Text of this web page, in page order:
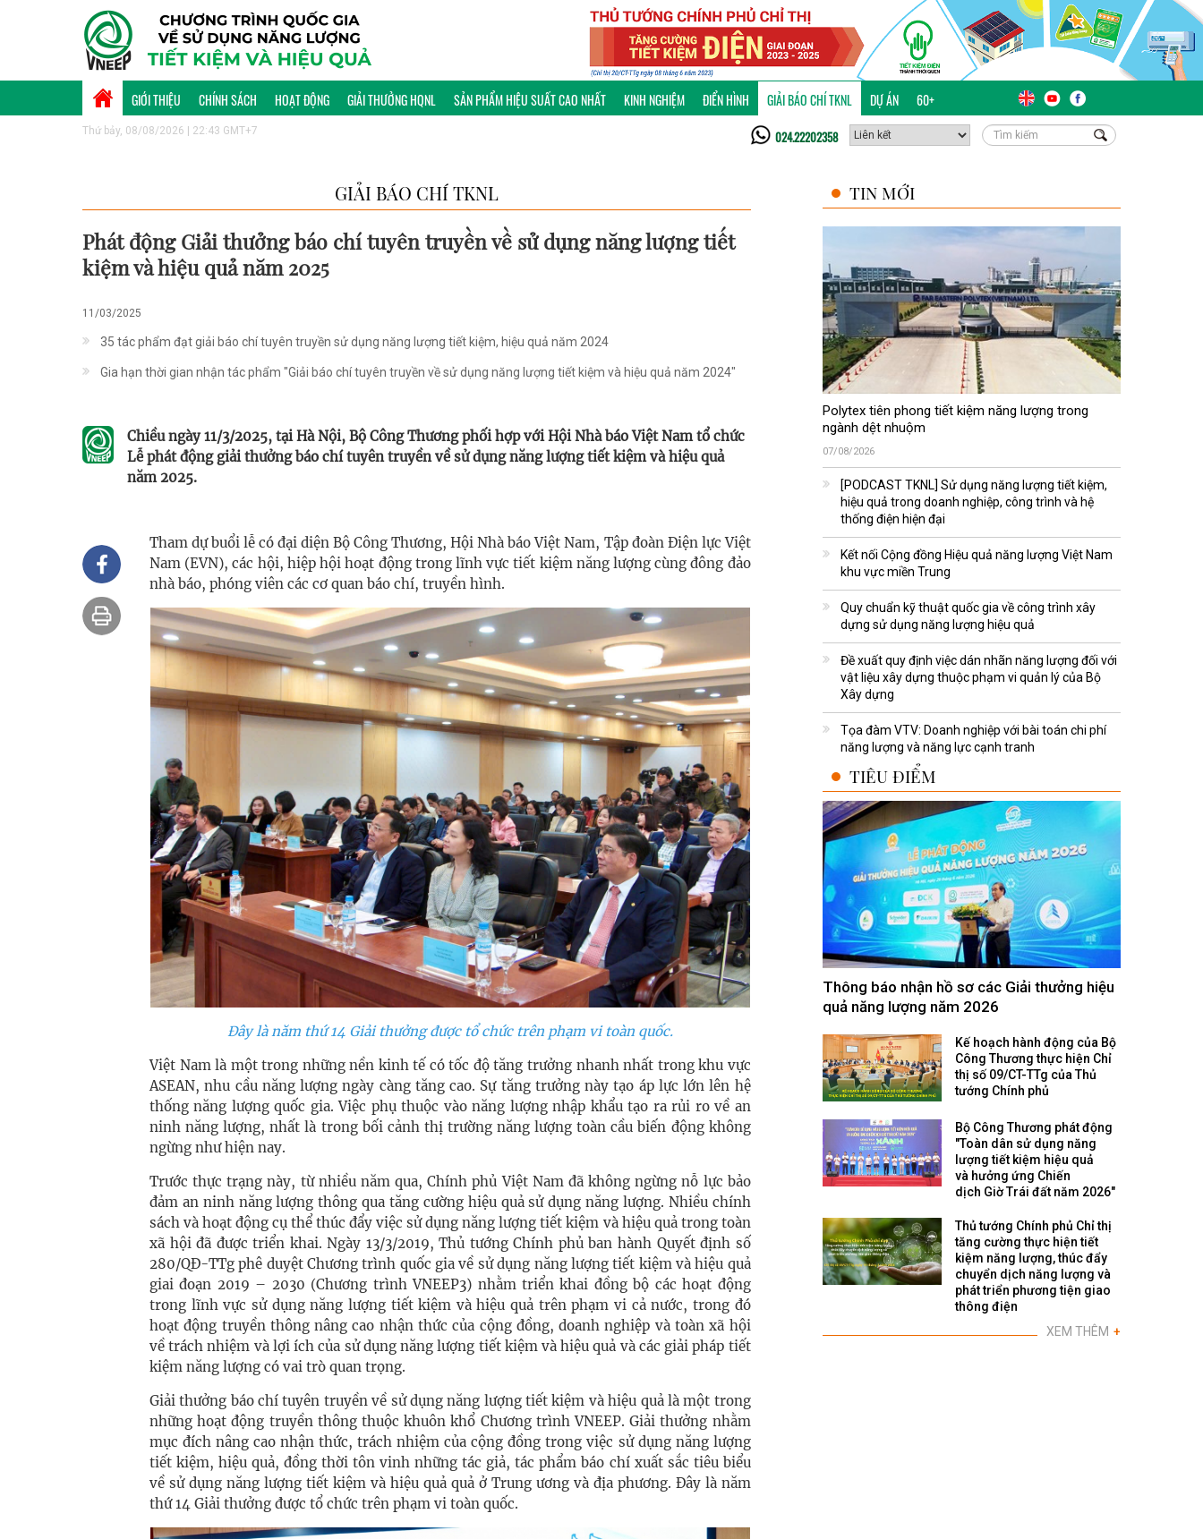
GIỚI THIỆU CHÍNH SÁCH HOẠT ĐỘNG GIẢI THƯỞNG HQNL SẢN PHẨM HIỆU SUẤT CAO NHẤT KINH NGHIỆM ĐIỂN HÌNH GIẢI BÁO CHÍ TKNL DỰ ÁN 60+
Thứ bảy, 08/08/2026 | 22:43 GMT+7 024.22202358
GIẢI BÁO CHÍ TKNL
Phát động Giải thưởng báo chí tuyên truyền về sử dụng năng lượng tiết
kiệm và hiệu quả năm 2025
11/03/2025
35 tác phẩm đạt giải báo chí tuyên truyền sử dụng năng lượng tiết kiệm, hiệu quả năm 2024
Gia hạn thời gian nhận tác phẩm "Giải báo chí tuyên truyền về sử dụng năng lượng tiết kiệm và hiệu quả năm 2024"
Chiều ngày 11/3/2025, tại Hà Nội, Bộ Công Thương phối hợp với Hội Nhà báo Việt Nam tổ chức
Lễ phát động giải thưởng báo chí tuyên truyền về sử dụng năng lượng tiết kiệm và hiệu quả
năm 2025.
Tham dự buổi lễ có đại diện Bộ Công Thương, Hội Nhà báo Việt Nam, Tập đoàn Điện lực Việt
Nam (EVN), các hội, hiệp hội hoạt động trong lĩnh vực tiết kiệm năng lượng cùng đông đảo
nhà báo, phóng viên các cơ quan báo chí, truyền hình.
Đây là năm thứ 14 Giải thưởng được tổ chức trên phạm vi toàn quốc.
Việt Nam là một trong những nền kinh tế có tốc độ tăng trưởng nhanh nhất trong khu vực
ASEAN, nhu cầu năng lượng ngày càng tăng cao. Sự tăng trưởng này tạo áp lực lớn lên hệ
thống năng lượng quốc gia. Việc phụ thuộc vào năng lượng nhập khẩu tạo ra rủi ro về an
ninh năng lượng, nhất là trong bối cảnh thị trường năng lượng toàn cầu biến động không
ngừng như hiện nay.
Trước thực trạng này, từ nhiều năm qua, Chính phủ Việt Nam đã không ngừng nỗ lực bảo
đảm an ninh năng lượng thông qua tăng cường hiệu quả sử dụng năng lượng. Nhiều chính
sách và hoạt động cụ thể thúc đẩy việc sử dụng năng lượng tiết kiệm và hiệu quả trong toàn
xã hội đã được triển khai. Ngày 13/3/2019, Thủ tướng Chính phủ ban hành Quyết định số
280/QĐ-TTg phê duyệt Chương trình quốc gia về sử dụng năng lượng tiết kiệm và hiệu quả
giai đoạn 2019 – 2030 (Chương trình VNEEP3) nhằm triển khai đồng bộ các hoạt động
trong lĩnh vực sử dụng năng lượng tiết kiệm và hiệu quả trên phạm vi cả nước, trong đó
hoạt động truyền thông nâng cao nhận thức của cộng đồng, doanh nghiệp và toàn xã hội
về trách nhiệm và lợi ích của sử dụng năng lượng tiết kiệm và hiệu quả và các giải pháp tiết
kiệm năng lượng có vai trò quan trọng.
Giải thưởng báo chí tuyên truyền về sử dụng năng lượng tiết kiệm và hiệu quả là một trong
những hoạt động truyền thông thuộc khuôn khổ Chương trình VNEEP. Giải thưởng nhằm
mục đích nâng cao nhận thức, trách nhiệm của cộng đồng trong việc sử dụng năng lượng
tiết kiệm, hiệu quả, đồng thời tôn vinh những tác giả, tác phẩm báo chí xuất sắc tiêu biểu
về sử dụng năng lượng tiết kiệm và hiệu quả quả ở Trung ương và địa phương. Đây là năm
thứ 14 Giải thưởng được tổ chức trên phạm vi toàn quốc.
TIN MỚI
Polytex tiên phong tiết kiệm năng lượng trong
ngành dệt nhuộm
07/08/2026
[PODCAST TKNL] Sử dụng năng lượng tiết kiệm,
hiệu quả trong doanh nghiệp, công trình và hệ
thống điện hiện đại
Kết nối Cộng đồng Hiệu quả năng lượng Việt Nam
khu vực miền Trung
Quy chuẩn kỹ thuật quốc gia về công trình xây
dựng sử dụng năng lượng hiệu quả
Đề xuất quy định việc dán nhãn năng lượng đối với
vật liệu xây dựng thuộc phạm vi quản lý của Bộ
Xây dựng
Tọa đàm VTV: Doanh nghiệp với bài toán chi phí
năng lượng và năng lực cạnh tranh
TIÊU ĐIỂM
Thông báo nhận hồ sơ các Giải thưởng hiệu
quả năng lượng năm 2026
Kế hoạch hành động của Bộ
Công Thương thực hiện Chỉ
thị số 09/CT-TTg của Thủ
tướng Chính phủ
Bộ Công Thương phát động
"Toàn dân sử dụng năng
lượng tiết kiệm hiệu quả
và hưởng ứng Chiến
dịch Giờ Trái đất năm 2026"
Thủ tướng Chính phủ Chỉ thị
tăng cường thực hiện tiết
kiệm năng lượng, thúc đẩy
chuyển dịch năng lượng và
phát triển phương tiện giao
thông điện
XEM THÊM +